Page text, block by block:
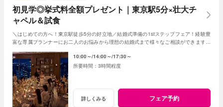
初見学◎挙式料全額プレゼント｜東京駅5分×壮大チ
ャペル＆試食
＼はじめての方へ！東京駅徒歩5分の好立地／結婚式準備の1stステップフェア！経験豊
富な専属プランナーにお二人のお悩みから理想の結婚式まで様々なご相談ができます。
10:00～ 14:00～ 17:30～
3時間程度
詳しくみる フェア予約